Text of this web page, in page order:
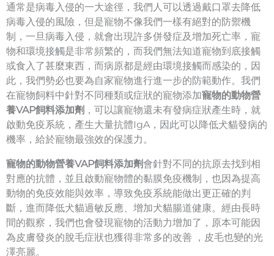
通常是病毒入侵的一大途徑，我們人可以透過戴口罩去降低
病毒入侵的風險，但是寵物不像我們一樣有絕對的防禦機
制，一旦病毒入侵，就會出現許多併發症及增加死亡率，寵
物和環境接觸是非常頻繁的，而我們無法知道寵物到底接觸
或食入了甚麼東西，而病原都是經由環境接觸而感染的，因
此，我們勢必也要為自家寵物進行進一步的防範動作。我們
在寵物飼料中針對不同種類或症狀的寵物添加寵物的動物營
養VAP飼料添加劑 ，可以讓寵物還未有發病症狀產生時，就
啟動免疫系統，產生大量抗體IgA，因此可以降低犬貓發病的
機率，給於寵物最強效的保護力。
寵物的動物營養VAP飼料添加劑會針對不同的抗原去找到相
對應的抗體，並且啟動寵物體的黏膜免疫機制，也因為提高
動物的免疫效能與效率，導致免疫系統能做出更正確的判
斷，進而降低犬貓過敏反應、增加犬貓腸道健康。經由長時
間的觀察，我們也會發現寵物的活動力增加了，原本可能因
為皮膚發炎的脫毛症狀也獲得非常多的改善 ，皮毛也變的光
澤亮麗。